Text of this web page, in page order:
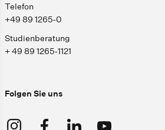
Telefon
+49 89 1265-0
Studienberatung
+ 49 89 1265-1121
Folgen Sie uns